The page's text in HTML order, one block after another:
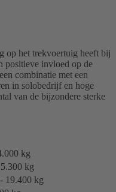
op het trekvoertuig heeft bij
positieve invloed op de
combinatie met een
in solobedrijf en hoge
van de bijzondere sterke
kg
kg
19.400 kg